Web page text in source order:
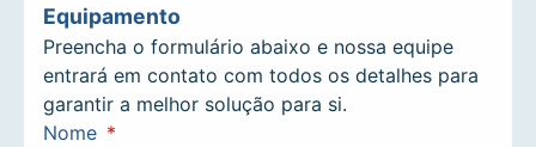
Nome
Equipamento
Preencha o formulário abaixo e nossa equipe
entrará em contato com todos os detalhes para
garantir a melhor solução para si.